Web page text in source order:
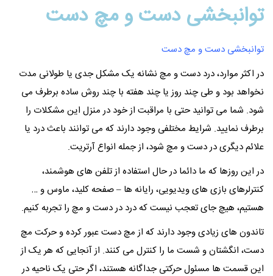
توانبخشی دست و مچ دست
توانبخشی دست و مچ دست
در اکثر موارد، درد دست و مچ نشانه یک مشکل جدی یا طولانی مدت
نخواهد بود و طی چند روز یا چند هفته با چند روش ساده برطرف می
شود. شما می توانید حتی با مراقبت از خود در منزل این مشکلات را
برطرف نمایید. شرایط مختلفی وجود دارند که می توانند باعث درد یا
علائم دیگری در دست و مچ شود، از جمله انواع آرتریت.
در این روزها که ما دائما در حال استفاده از تلفن های هوشمند،
کنترلرهای بازی های ویدیویی، رایانه ها – صفحه کلید، ماوس و …
هستیم، هیچ جای تعجب نیست که درد در دست و مچ را تجربه کنیم.
تاندون های زیادی وجود دارند که از مچ دست عبور کرده و حرکت مچ
دست، انگشتان و شست ما را کنترل می کنند. از آنجایی که هر یک از
این قسمت‌ ها مسئول حرکتی جداگانه هستند، اگر حتی یک ناحیه در